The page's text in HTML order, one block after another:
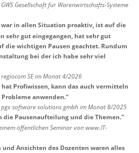
Gesellschaft für Warenwirtschafts-Systeme
war in allen Situation proaktiv, ist auf die
sehr gut eingegangen, hat sehr gut
die wichtigen Pausen geachtet. Rundum
bei der ich habe sehr viel
SE im Monat 4/2026
hat Profiwissen, kann das auch vermitteln
anwenden."
software solutions gmbh im Monat 8/2025
die Pausenaufteilung und die Themen."
öffentlichen Seminar von www.IT-
und Ansichten des Dozenten waren alles